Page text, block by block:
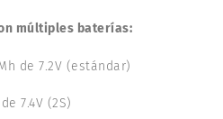
múltiples baterías:
de 7.2V (estándar)
7.4V (2S)